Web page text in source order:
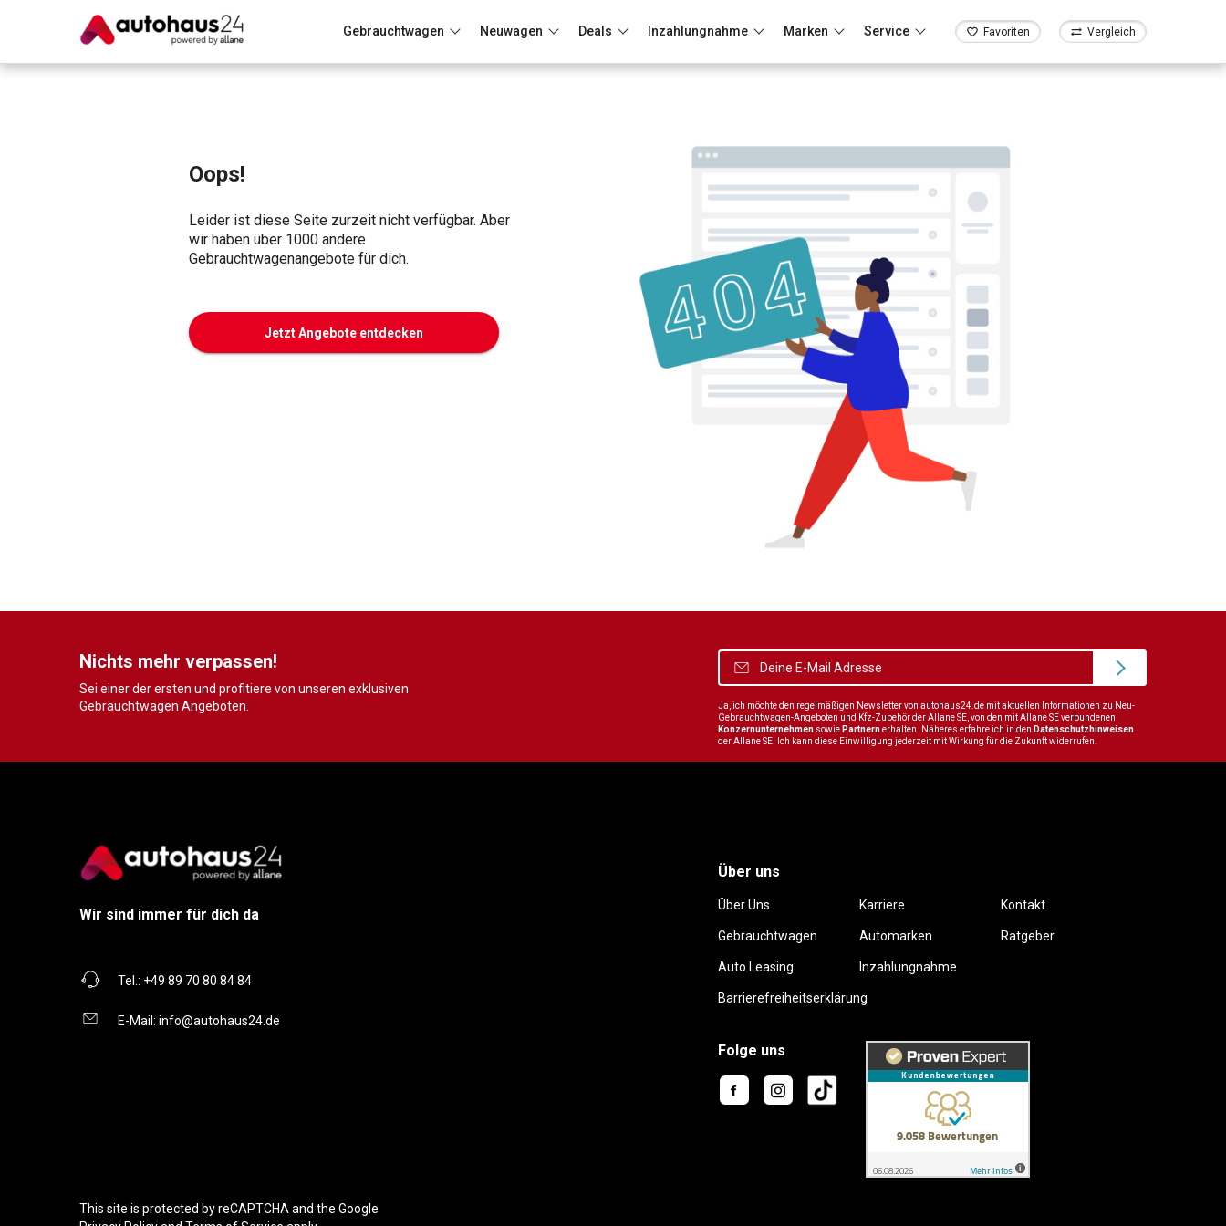
Gebrauchtwagen Neuwagen Deals Inzahlungnahme Marken Service Favoriten Vergleich
Oops!
Leider ist diese Seite zurzeit nicht verfügbar. Aber
wir haben über 1000 andere
Gebrauchtwagenangebote für dich.
Jetzt Angebote entdecken
Nichts mehr verpassen!
Sei einer der ersten und profitiere von unseren exklusiven
Gebrauchtwagen Angeboten.
Ja, ich möchte den regelmäßigen Newsletter von autohaus24.de mit aktuellen Informationen zu Neu-
Gebrauchtwagen-Angeboten und Kfz-Zubehör der Allane SE, von den mit Allane SE verbundenen
Konzernunternehmen sowie Partnernerhalten. Näheres erfahre ich in den Datenschutzhinweisen
der Allane SE. Ich kann diese Einwilligung jederzeit mit Wirkung für die Zukunft widerrufen.
Wir sind immer für dich da
Tel.: +49 89 70 80 84 84
E-Mail: info@autohaus24.de
Über uns
Über Uns Karriere Kontakt
Gebrauchtwagen Automarken Ratgeber
Auto Leasing Inzahlungnahme
Barrierefreiheitserklärung
Folge uns
This site is protected by reCAPTCHA and the Google